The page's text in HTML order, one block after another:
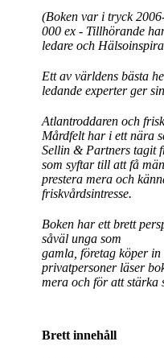
(Boken var i tryck
000 ex - Tillhörande
ledare och
Ett av världens bästa
ledande experter ger
Atlantroddaren och
Mårdfelt har i ett nära
Sellin & Partners tagit
som syftar till att få
prestera mera och
friskvårdsintresse.
Boken har ett brett
såväl unga som
gamla, företag köper
privatpersoner läser
mera och för att stärka
Brett innehåll